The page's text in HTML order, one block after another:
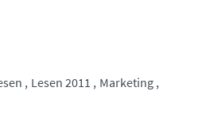
Lesen 2011
Marketing